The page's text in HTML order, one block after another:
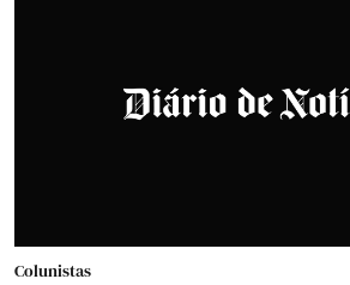
Colunistas